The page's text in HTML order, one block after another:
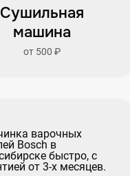
Сушильная
машина
от 500 ₽